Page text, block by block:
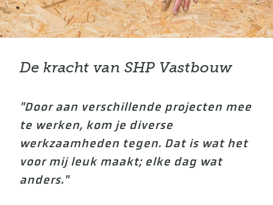
De kracht van SHP Vastbouw
"Door aan verschillende projecten mee
te werken, kom je diverse
werkzaamheden tegen. Dat is wat het
voor mij leuk maakt; elke dag wat
anders."